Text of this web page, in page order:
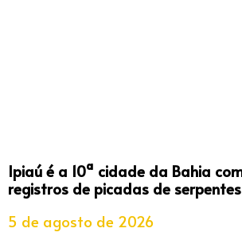
Ipiaú é a 10ª cidade da Bahia
registros de picadas de serpentes
5 de agosto de 2026